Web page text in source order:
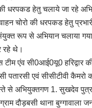
की धरपकड हेतु चलाये जा रहे
चोरो की धरपकड हेतु
रूप से अभियान चलाया
रहे थे।
एंव सी0आई0यू0 हरिद्वार
एवं सीसीटीवी कैमरो
से अभियुक्तगण 1. सुखदेव पुत्र
दौड़बसी थाना बुग्गावाला